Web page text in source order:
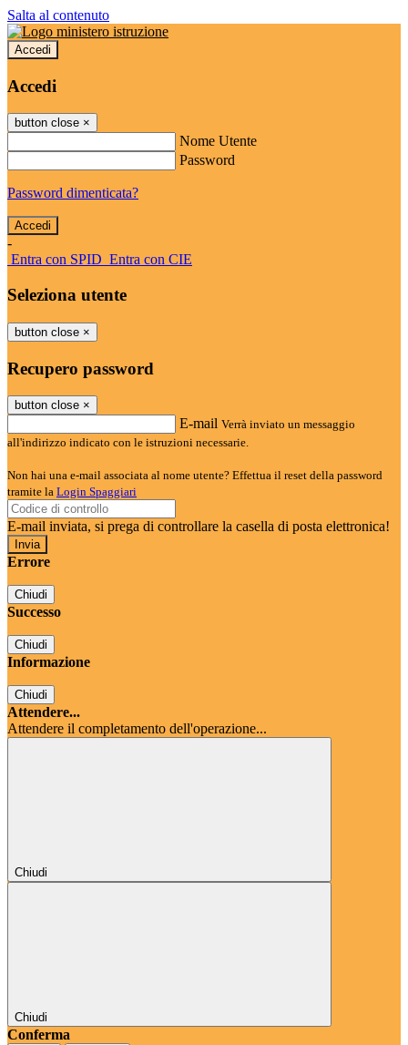
Salta al contenuto
Accedi
Accedi
button close ×
Nome Utente
Password
Password dimenticata?
-
Entra con SPID Entra con CIE
Seleziona utente
button close ×
Recupero password
button close ×
E-mail Verrà inviato un messaggio
all'indirizzo indicato con le istruzioni necessarie.
Non hai una e-mail associata al nome utente? Effettua il reset della password
tramite la Login Spaggiari
E-mail inviata, si prega di controllare la casella di posta elettronica!
Errore
Chiudi
Successo
Chiudi
Informazione
Chiudi
Attendere...
Attendere il completamento dell'operazione...
Chiudi
Chiudi
Conferma